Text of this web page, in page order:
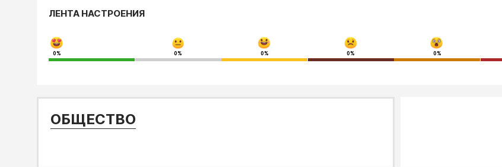
ЛЕНТА НАСТРОЕНИЯ
0% 0% 0% 0% 0%
ОБЩЕСТВО